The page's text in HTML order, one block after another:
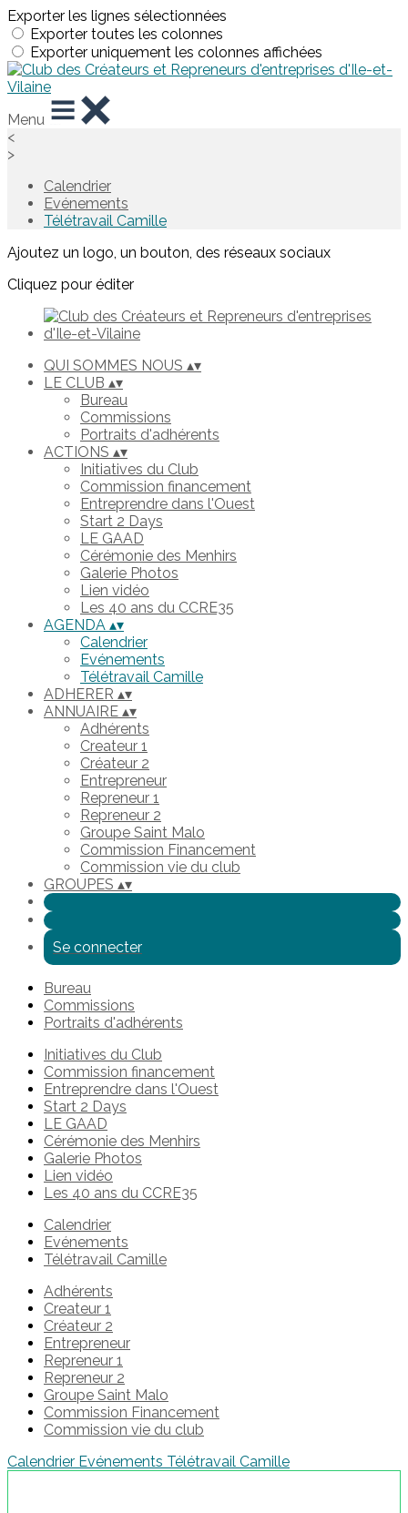
Exporter les lignes sélectionnées
Exporter toutes les colonnes
Exporter uniquement les colonnes affichées
Menu
<
>
Calendrier
Evénements
Télétravail Camille
Ajoutez un logo, un bouton, des réseaux sociaux
Cliquez pour éditer
QUI SOMMES NOUS ▴▾
LE CLUB ▴▾
Bureau
Commissions
Portraits d'adhérents
ACTIONS ▴▾
Initiatives du Club
Commission financement
Entreprendre dans l'Ouest
Start 2 Days
LE GAAD
Cérémonie des Menhirs
Galerie Photos
Lien vidéo
Les 40 ans du CCRE35
AGENDA ▴▾
Calendrier
Evénements
Télétravail Camille
ADHERER ▴▾
ANNUAIRE ▴▾
Adhérents
Createur 1
Créateur 2
Entrepreneur
Repreneur 1
Repreneur 2
Groupe Saint Malo
Commission Financement
Commission vie du club
GROUPES ▴▾
Se connecter
Bureau
Commissions
Portraits d'adhérents
Initiatives du Club
Commission financement
Entreprendre dans l'Ouest
Start 2 Days
LE GAAD
Cérémonie des Menhirs
Galerie Photos
Lien vidéo
Les 40 ans du CCRE35
Calendrier
Evénements
Télétravail Camille
Adhérents
Createur 1
Créateur 2
Entrepreneur
Repreneur 1
Repreneur 2
Groupe Saint Malo
Commission Financement
Commission vie du club
Calendrier Evénements Télétravail Camille